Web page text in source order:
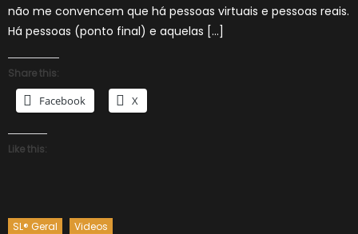
não me convencem que há pessoas virtuais e pessoas reais.
Há pessoas (ponto final) e aquelas […]
Share this:
Facebook X
Like this:
SL® Geral Videos